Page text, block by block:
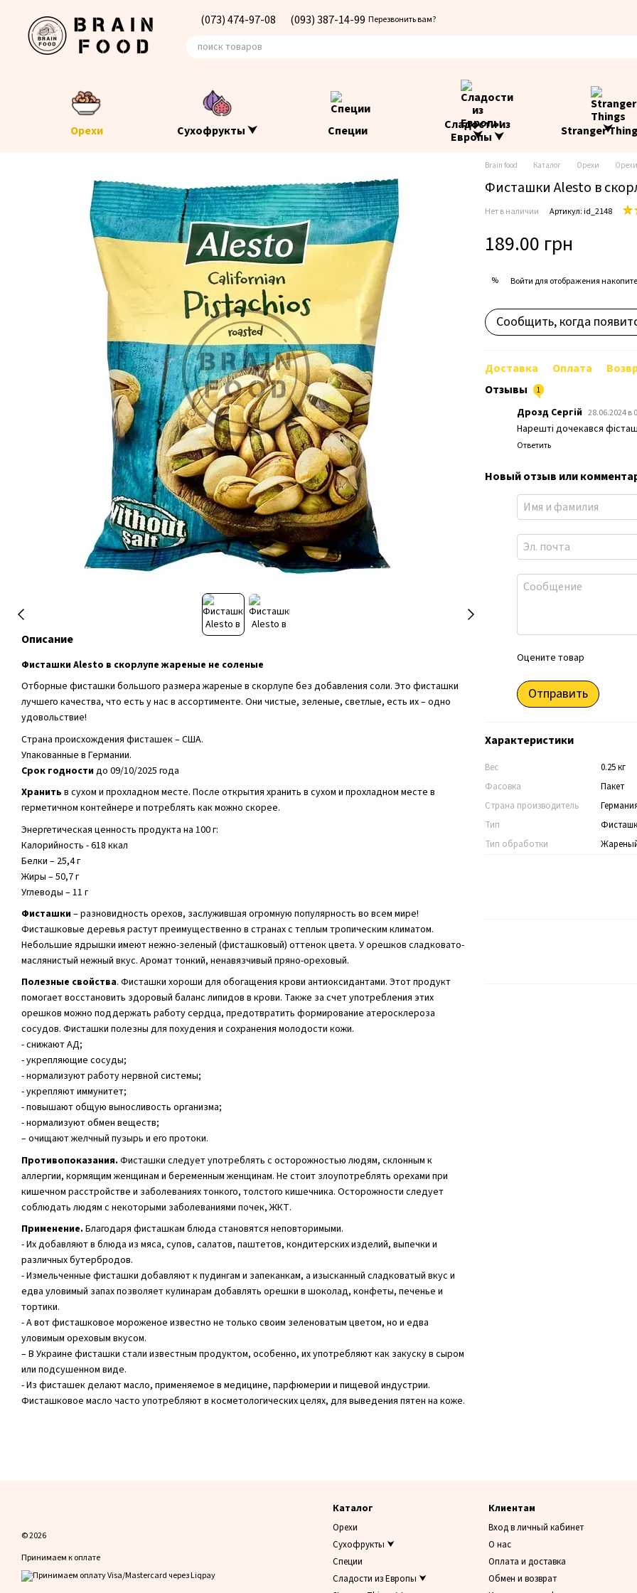
(073) 474-97-08 (093) 387-14-99 Перезвонить вам?
Орехи Сухофрукты ⮟ Специи
Сладости из
Европы ⮟
Stranger
Описание
Фисташки Alesto в скорлупе жареные не соленые
Отборные фисташки большого размера жареные в скорлупе без добавления соли. Это фисташки
лучшего качества, что есть у нас в ассортименте. Они чистые, зеленые, светлые, есть их – одно
удовольствие!
Страна происхождения фисташек – США.
Упакованные в Германии.
Срок годностидо 09/10/2025 года
Хранить в сухом и прохладном месте. После открытия хранить в сухом и прохладном месте в
герметичном контейнере и потреблять как можно скорее.
Энергетическая ценность продукта на 100 г:
Калорийность - 618 ккал
Белки – 25,4 г
Жиры – 50,7 г
Углеводы – 11 г
Фисташки– разновидность орехов, заслужившая огромную популярность во всем мире!
Фисташковые деревья растут преимущественно в странах с теплым тропическим климатом.
Небольшие ядрышки имеют нежно-зеленый (фисташковый) оттенок цвета. У орешков сладковато-
маслянистый нежный вкус. Аромат тонкий, ненавязчивый пряно-ореховый.
Полезные свойства. Фисташки хороши для обогащения крови антиоксидантами. Этот продукт
помогает восстановить здоровый баланс липидов в крови. Также за счет употребления этих
орешков можно поддержать работу сердца, предотвратить формирование атеросклероза
сосудов. Фисташки полезны для похудения и сохранения молодости кожи.
- снижают АД;
- укрепляющие сосуды;
- нормализуют работу нервной системы;
- укрепляют иммунитет;
- повышают общую выносливость организма;
- нормализуют обмен веществ;
– очищают желчный пузырь и его протоки.
Противопоказания. Фисташки следует употреблять с осторожностью людям, склонным к
аллергии, кормящим женщинам и беременным женщинам. Не стоит злоупотреблять орехами при
кишечном расстройстве и заболеваниях тонкого, толстого кишечника. Осторожности следует
соблюдать людям с некоторыми заболеваниями почек, ЖКТ.
Применение. Благодаря фисташкам блюда становятся неповторимыми.
- Их добавляют в блюда из мяса, супов, салатов, паштетов, кондитерских изделий, выпечки и
различных бутербродов.
- Измельченные фисташки добавляют к пудингам и запеканкам, а изысканный сладковатый вкус и
едва уловимый запах позволяет кулинарам добавлять орешки в шоколад, конфеты, печенье и
тортики.
- А вот фисташковое мороженое известно не только своим зеленоватым цветом, но и едва
уловимым ореховым вкусом.
– В Украине фисташки стали известным продуктом, особенно, их употребляют как закуску в сыром
или подсушенном виде.
- Из фисташек делают масло, применяемое в медицине, парфюмерии и пищевой индустрии.
Фисташковое масло часто употребляют в косметологических целях, для выведения пятен на коже.
Brain food Каталог Орехи
Фисташки Alesto в
Нет в наличии Артикул: id_2148
189.00 грн
% Войтидля отображения
Сообщить, когда
Доставка Оплата
Отзывы
1
Дрозд Сергій 28.06.2024 в
Нарешті дочекався
Ответить
Новый отзыв или
Оцените товар
Отправить
Характеристики
Вес
0.25 кг
Фасовка
Пакет
Страна производитель
Тип
Тип обработки
© 2026
Принимаем к оплате
Каталог
Орехи
Сухофрукты ⮟
Специи
Сладости из Европы ⮟
Клиентам
Вход в личный кабинет
О нас
Оплата и доставка
Обмен и возврат